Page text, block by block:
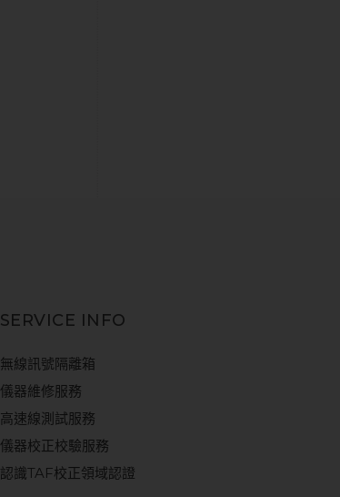
SERVICE INFO
無線訊號隔離箱
儀器維修服務
高速線測試服務
儀器校正校驗服務
認識TAF校正領域認證